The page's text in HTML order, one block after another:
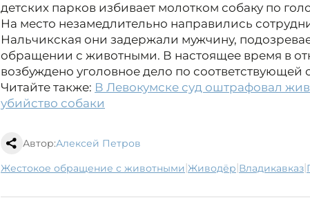
детских парков избивает молотком собаку по
На место незамедлительно направились
Нальчикская они задержали мужчину,
обращении с животными. В настоящее время в
возбуждено уголовное дело по соответствующей
Читайте также: В Левокумске суд оштрафовал
убийство собаки
Автор:Алексей Петров
жестокое обращение с животными| живодёр| Владикавказ|